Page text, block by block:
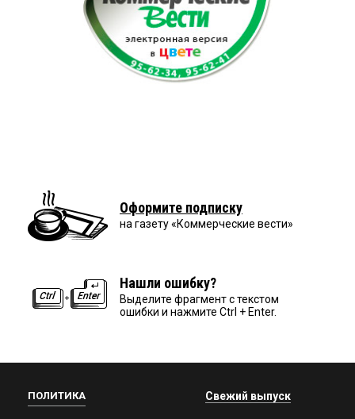
Оформите подписку
на газету «Коммерческие вести»
Нашли ошибку?
Выделите фрагмент с текстом
ошибки и нажмите Ctrl + Enter.
ПОЛИТИКА Свежий выпуск